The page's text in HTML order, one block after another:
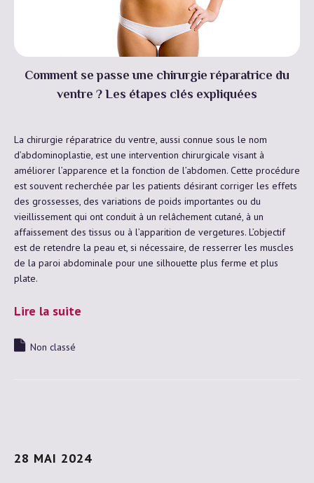
Comment se passe une chirurgie réparatrice du
ventre ? Les étapes clés expliquées
La chirurgie réparatrice du ventre, aussi connue sous le nom
d’abdominoplastie, est une intervention chirurgicale visant à
améliorer l’apparence et la fonction de l’abdomen. Cette procédure
est souvent recherchée par les patients désirant corriger les effets
des grossesses, des variations de poids importantes ou du
vieillissement qui ont conduit à un relâchement cutané, à un
affaissement des tissus ou à l’apparition de vergetures. L’objectif
est de retendre la peau et, si nécessaire, de resserrer les muscles
de la paroi abdominale pour une silhouette plus ferme et plus
plate.
Lire la suite
Non classé
28 MAI 2024